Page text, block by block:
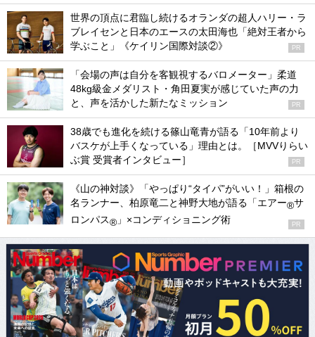
世界の頂点に君臨し続けるオランダの超人ハリー・ラ
ブレイセンと日本のエースの太田海也「絶対王者から
学ぶこと」《ケイリン国際対談②》
PR
「会場の声は自分を客観視するバロメーター」柔道
48kg級金メダリスト・角田夏実が感じていた声の力
と、声を活かした新たなミッション
PR
38歳でも進化を続ける篠山竜青が語る「10年前より
バスケが上手くなっている」理由とは。［MVVりらい
ぶ賞 受賞者インタビュー］
PR
《山の神対談》「やっぱり“タイパ”がいい！」箱根の
名ランナー、柏原竜二と神野大地が語る「エアー®サ
ロンパス® 」×コンディショニング術 PR